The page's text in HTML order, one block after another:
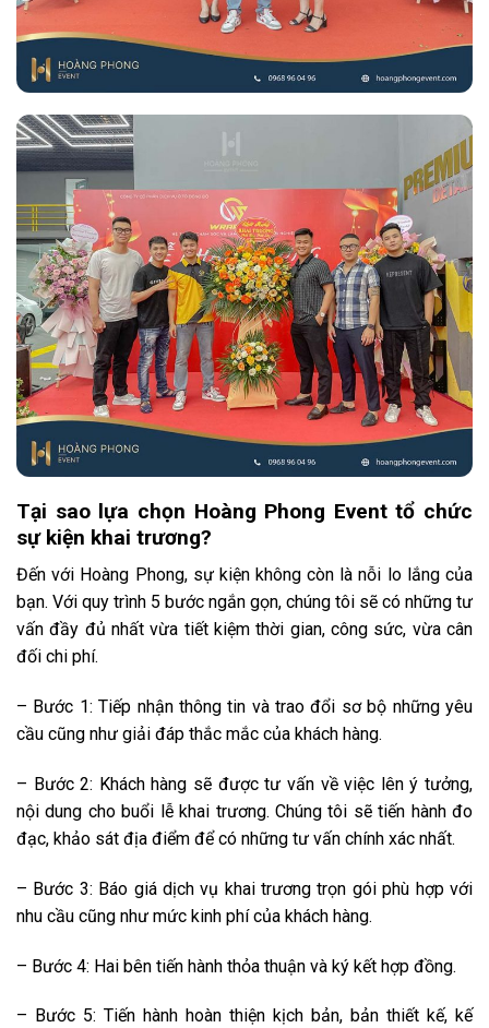
Tại sao lựa chọn Hoàng Phong Event tổ chức
sự kiện khai trương?
Đến với Hoàng Phong, sự kiện không còn là nỗi lo lắng của
bạn. Với quy trình 5 bước ngắn gọn, chúng tôi sẽ có những tư
vấn đầy đủ nhất vừa tiết kiệm thời gian, công sức, vừa cân
đối chi phí.
– Bước 1: Tiếp nhận thông tin và trao đổi sơ bộ những yêu
cầu cũng như giải đáp thắc mắc của khách hàng.
– Bước 2: Khách hàng sẽ được tư vấn về việc lên ý tưởng,
nội dung cho buổi lễ khai trương. Chúng tôi sẽ tiến hành đo
đạc, khảo sát địa điểm để có những tư vấn chính xác nhất.
– Bước 3: Báo giá dịch vụ khai trương trọn gói phù hợp với
nhu cầu cũng như mức kinh phí của khách hàng.
– Bước 4: Hai bên tiến hành thỏa thuận và ký kết hợp đồng.
– Bước 5: Tiến hành hoàn thiện kịch bản, bản thiết kế, kế